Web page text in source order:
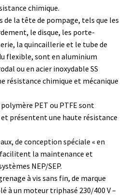
de température
vente
chimique.
de la tête de pompage, tels que les
le disque, les porte-
la quincaillerie et le tube de
flexible, sont en aluminium
ou en acier inoxydable SS
résistance chimique et mécanique
PET ou PTFE sont
présentent une haute résistance
de conception spéciale « en
la maintenance et
NEP/SEP.
à vis sans fin, de marque
à un moteur triphasé 230/400 V –